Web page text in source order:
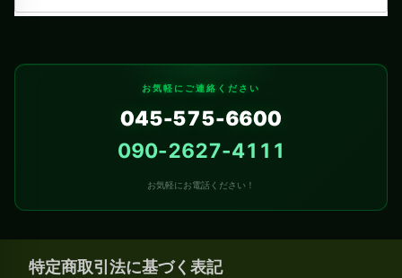
お気軽にご連絡ください
045-575-6600
090-2627-4111
お気軽にお電話ください！
特定商取引法に基づく表記